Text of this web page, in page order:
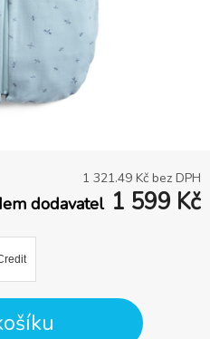
1 321.49 Kč bez DPH
dodavatel 1 599 Kč